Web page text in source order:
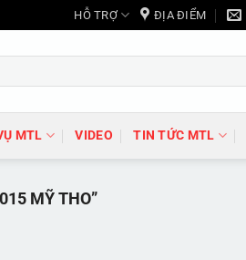
HỖ TRỢ ĐỊA ĐIỂM
MTL VIDEO TIN TỨC MTL
MỸ THO”